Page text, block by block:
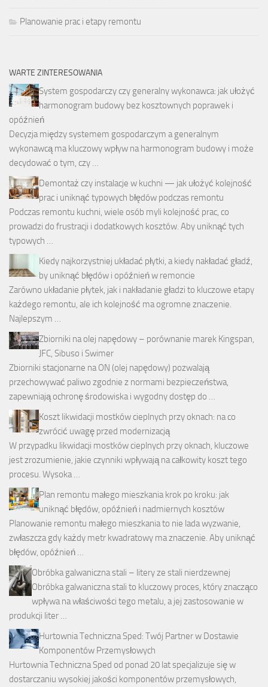
Planowanie prac i etapy remontu
WARTE ZINTERESOWANIA
System gospodarczy czy generalny wykonawca: jak ułożyć
harmonogram budowy bez kosztownych poprawek i
opóźnień
Decyzja między systemem gospodarczym a generalnym
wykonawcą ma kluczowy wpływ na harmonogram budowy i może
decydować o tym, czy …
Demontaż czy instalacje w kuchni — jak ułożyć kolejność
prac i uniknąć typowych błędów podczas remontu
Podczas remontu kuchni, wiele osób myli kolejność prac, co
prowadzi do frustracji i dodatkowych kosztów. Aby uniknąć tych
typowych …
Kiedy najkorzystniej układać płytki, a kiedy nakładać gładź,
by uniknąć błędów i opóźnień w remoncie
Zarówno układanie płytek, jak i nakładanie gładzi to kluczowe etapy
każdego remontu, ale ich kolejność ma ogromne znaczenie.
Najlepszym …
Zbiorniki na olej napędowy – porównanie marek Kingspan,
JFC, Sibuso i Swimer
Zbiorniki stacjonarne na ON (olej napędowy) pozwalają
przechowywać paliwo zgodnie z normami bezpieczeństwa,
zapewniają ochronę środowiska i wygodny dostęp do …
Koszt likwidacji mostków cieplnych przy oknach: na co
zwrócić uwagę przed modernizacją
W przypadku likwidacji mostków cieplnych przy oknach, kluczowe
jest zrozumienie, jakie czynniki wpływają na całkowity koszt tego
procesu. Wysoka …
Plan remontu małego mieszkania krok po kroku: jak
uniknąć błędów, opóźnień i nadmiernych kosztów
Planowanie remontu małego mieszkania to nie lada wyzwanie,
zwłaszcza gdy każdy metr kwadratowy ma znaczenie. Aby uniknąć
błędów, opóźnień …
Obróbka galwaniczna stali – litery ze stali nierdzewnej
Obróbka galwaniczna stali to kluczowy proces, który znacząco
wpływa na właściwości tego metalu, a jej zastosowanie w
produkcji liter …
Hurtownia Techniczna Sped: Twój Partner w Dostawie
Komponentów Przemysłowych
Hurtownia Techniczna Sped od ponad 20 lat specjalizuje się w
dostarczaniu wysokiej jakości komponentów przemysłowych,